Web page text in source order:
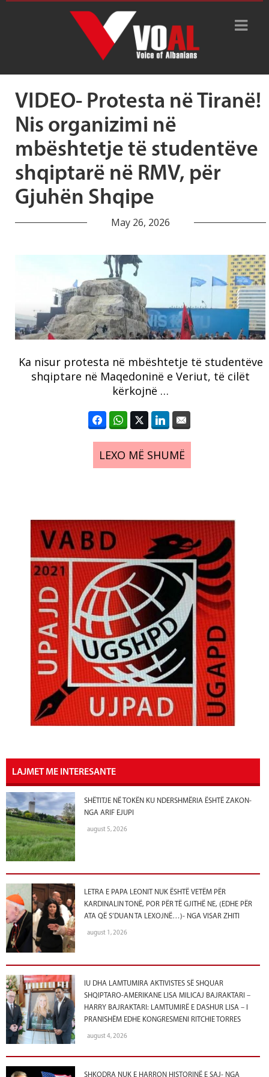
Tag Archive: Një gjuhë na
VIDEO- Protesta në Tiranë!
Nis organizimi në
mbështetje të studentëve
shqiptarë në RMV, për
Gjuhën Shqipe
May 26, 2026
Ka nisur protesta në mbështetje të studentëve
shqiptare në Maqedoninë e Veriut, të cilët
kërkojnë …
LEXO MË SHUMË
LAJMET ME INTERESANTE
SHËTITJE NË TOKËN KU NDERSHMËRIA ËSHTË ZAKON-
NGA ARIF EJUPI
august 5, 2026
LETRA E PAPA LEONIT NUK ËSHTË VETËM PËR
KARDINALIN TONË, POR PËR TË GJITHË NE, (EDHE PËR
ATA QË S’DUAN TA LEXOJNË…)- NGA VISAR ZHITI
august 1, 2026
IU DHA LAMTUMIRA AKTIVISTES SË SHQUAR
SHQIPTARO-AMERIKANE LISA MILICAJ BAJRAKTARI –
HARRY BAJRAKTARI: LAMTUMIRË E DASHUR LISA – I
PRANISHËM EDHE KONGRESMENI RITCHIE TORRES
august 4, 2026
SHKODRA NUK E HARRON HISTORINË E SAJ- NGA